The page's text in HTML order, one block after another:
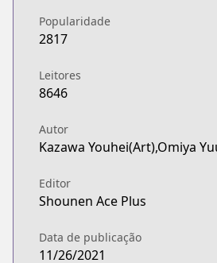
Popularidade
2817
Leitores
8646
Autor
Kazawa Youhei(Art),Omiya
Editor
Shounen Ace Plus
Data de publicação
11/26/2021